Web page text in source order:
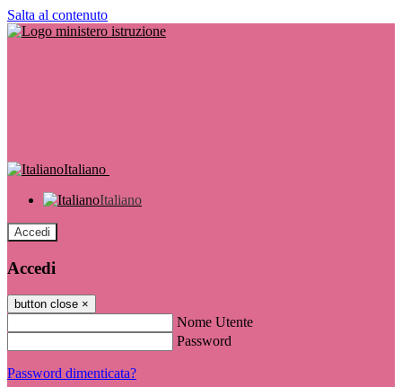
Salta al contenuto
Italiano
Italiano
Accedi
Accedi
button close ×
Nome Utente
Password
Password dimenticata?